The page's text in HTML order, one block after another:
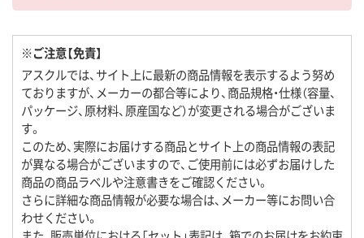
※ご注意【免責】
アスクルでは、サイト上に最新の商品情報を表示するよう努め
ておりますが、メーカーの都合等により、商品規格・仕様（容量、
パッケージ、原材料、原産国など）が変更される場合がございま
す。
このため、実際にお届けする商品とサイト上の商品情報の表記
が異なる場合がございますので、ご使用前には必ずお届けした
商品の商品ラベルや注意書きをご確認ください。
さらに詳細な商品情報が必要な場合は、メーカー等にお問い合
わせください。